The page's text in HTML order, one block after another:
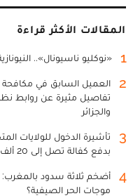
المقالات الأكثر قراءة
1 «نوكليو ناسيونال»..
2
العميل السابق في
تفاصيل مثيرة عن روابط
والجزائر
3
بدفع كفالة تصل إلى 20 ألف دولار
4
أضخم ثلاثة سدود
موجات الحر الصيفية؟